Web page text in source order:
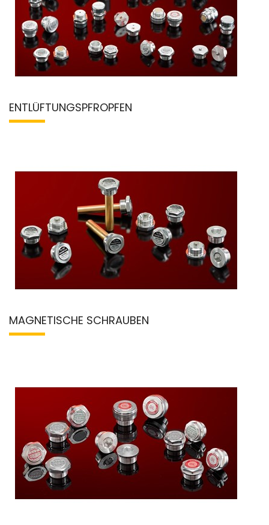
ENTLÜFTUNGSPFROPFEN
MAGNETISCHE SCHRAUBEN